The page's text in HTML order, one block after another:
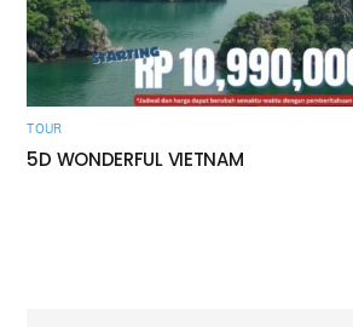
TOUR
5D WONDERFUL VIETNAM